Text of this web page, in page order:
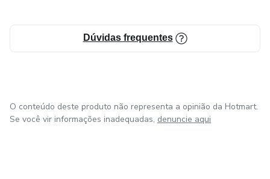
Dúvidas frequentes
O conteúdo deste produto não representa a opinião da Hotmart.
Se você vir informações inadequadas, denuncie aqui